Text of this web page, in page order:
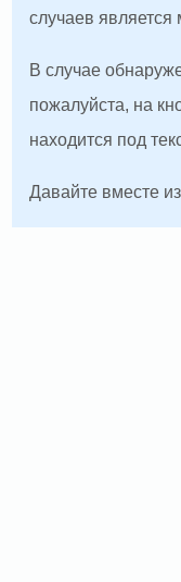
случаев
В случае
пожалуйста, на
находится под
Давайте вместе